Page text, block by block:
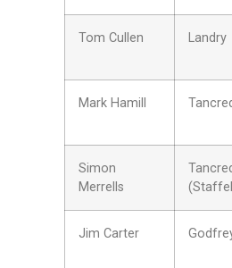
Tom Cullen Landry
Mark Hamill
Simon
Merrells
Jim Carter